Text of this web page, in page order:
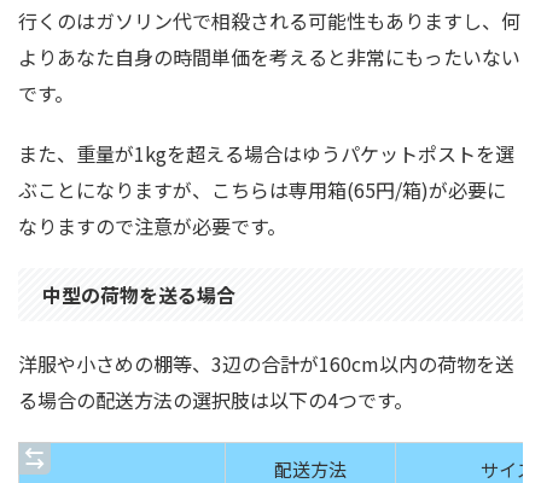
行くのはガソリン代で相殺される可能性もありますし、何
よりあなた自身の時間単価を考えると非常にもったいない
です。
また、重量が1kgを超える場合はゆうパケットポストを選
ぶことになりますが、こちらは専用箱(65円/箱)が必要に
なりますので注意が必要です。
中型の荷物を送る場合
洋服や小さめの棚等、3辺の合計が160cm以内の荷物を送
る場合の配送方法の選択肢は以下の4つです。
配送方法 サイズ